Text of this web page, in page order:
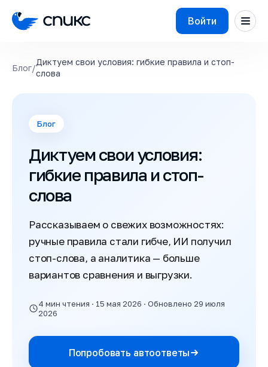
Войти
Блог/
Диктуем свои условия: гибкие правила и стоп-
слова
Блог
Диктуем свои условия:
гибкие правила и стоп-
слова
Рассказываем о свежих возможностях:
ручные правила стали гибче, ИИ получил
стоп-слова, а аналитика — больше
вариантов сравнения и выгрузки.
4 мин чтения · 15 мая 2026 · Обновлено 29 июля
2026
Попробовать автоответы